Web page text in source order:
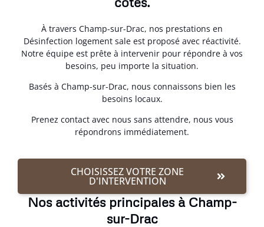
À travers Champ-sur-Drac, nos prestations en
Désinfection logement sale est proposé avec réactivité.
Notre équipe est prête à intervenir pour répondre à vos
besoins, peu importe la situation.
Basés à Champ-sur-Drac, nous connaissons bien les
besoins locaux.
Prenez contact avec nous sans attendre, nous vous
répondrons immédiatement.
CHOISISSEZ VOTRE ZONE
D'INTERVENTION
Nos activités principales à Champ-
sur-Drac